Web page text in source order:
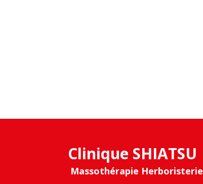
Clinique SHIATSU
Massothérapie Herboristerie